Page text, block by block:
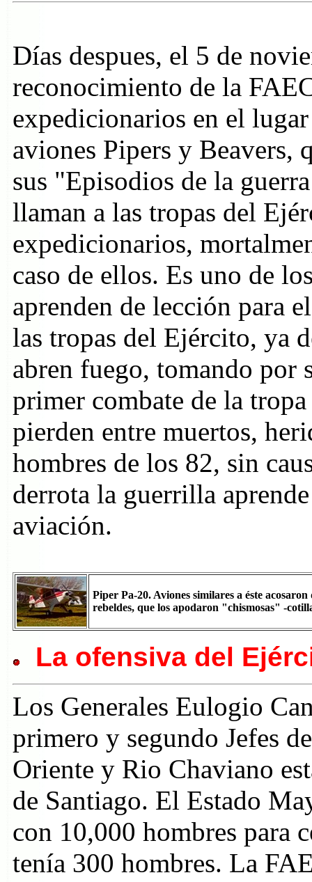
Días despues, el 5 de
reconocimiento de la
expedicionarios en el
aviones Pipers y Beavers,
sus "Episodios de la
llaman a las tropas del
expedicionarios,
caso de ellos. Es uno de
aprenden de lección para
las tropas del Ejército, ya
abren fuego, tomando por
primer combate de la
pierden entre muertos,
hombres de los 82, sin
derrota la guerrilla
aviación.
Piper Pa-20. Aviones similares a éste
rebeldes, que los apodaron "chismosas" -
La ofensiva del
Los Generales Eulogio
primero y segundo Jefes
Oriente y Rio Chaviano
de Santiago. El Estado
con 10,000 hombres para
tenía 300 hombres. La